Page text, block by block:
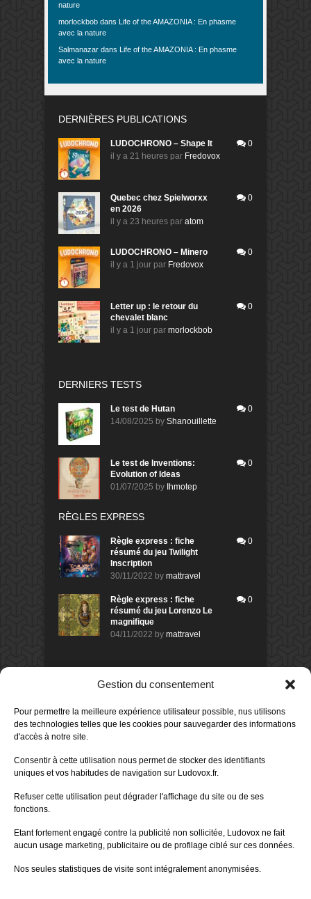
Gestion du consentement
Pour permettre la meilleure expérience utilisateur possible, nus utilisons
des technologies telles que les cookies pour sauvegarder des informations
d'accès à notre site.
Consentir à cette utilisation nous permet de stocker des identifiants
uniques et vos habitudes de navigation sur Ludovox.fr.
Refuser cette utilisation peut dégrader l'affichage du site ou de ses
fonctions.
Etant fortement engagé contre la publicité non sollicitée, Ludovox ne fait
aucun usage marketing, publicitaire ou de profilage ciblé sur ces données.
Nos seules statistiques de visite sont intégralement anonymisées.
nature
morlockbob dans Life of the AMAZONIA : En phasme
avec la nature
Salmanazar dans Life of the AMAZONIA : En phasme
avec la nature
DERNIÈRES PUBLICATIONS
LUDOCHRONO – Shape It
il y a 21 heures par Fredovox
0
Quebec chez Spielworxx
en 2026
il y a 23 heures par atom
0
LUDOCHRONO – Minero
il y a 1 jour par Fredovox
0
Letter up : le retour du
chevalet blanc
il y a 1 jour par morlockbob
0
DERNIERS TESTS
Le test de Hutan
14/08/2025 by Shanouillette
0
Le test de Inventions:
Evolution of Ideas
01/07/2025 by Ihmotep
0
RÈGLES EXPRESS
Règle express : fiche
résumé du jeu Twilight
Inscription
30/11/2022 by mattravel
0
Règle express : fiche
résumé du jeu Lorenzo Le
magnifique
04/11/2022 by mattravel
0
DERNIERS AVIS DES MEMBRES
Avis de morlockbob
Sur le jeu Collect!
il y a 8 heures
Avis demorlockbob
Sur le jeu Detective Box - Ciao
Publié leil y a 1 jour
80%
Sur le jeu Detective Box - Ciao
Bella